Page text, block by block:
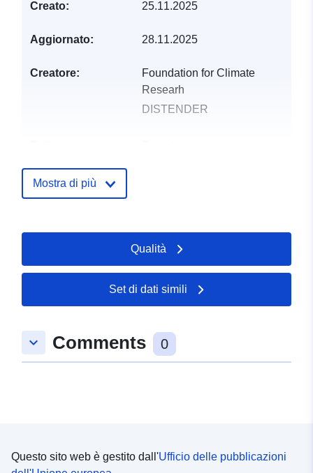
Creato: 25.11.2025
Aggiornato: 28.11.2025
Creatore:
Foundation for Climate
Researh
DISTENDER
Registro del
catalogo:
30 July 2026
Identificatori: https://doi.org/10.5281/
Altri identificatori:
uriRef:
http://data.europa.eu/88u/dataset/
zenodo-org-17716342
Tipo:
Risorsa:
Mostra di più
Qualità
Set di dati simili
keyboard_arrow_down Comments 0
Questo sito web è gestito dall'Ufficio delle pubblicazioni